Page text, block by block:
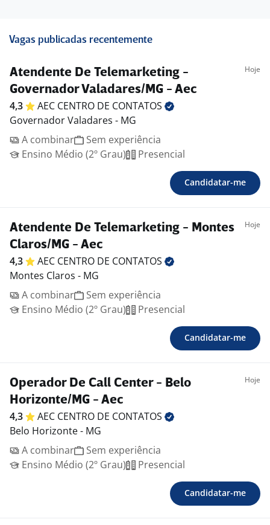
Vagas publicadas recentemente
Atendente De Telemarketing -
Governador Valadares/MG - Aec
Hoje
4,3 AEC CENTRO DE CONTATOS
Governador Valadares - MG
A combinar
Sem experiência
Ensino Médio (2º Grau)
Presencial
Candidatar-me
Atendente De Telemarketing - Montes
Claros/MG - Aec
Hoje
4,3 AEC CENTRO DE CONTATOS
Montes Claros - MG
A combinar
Sem experiência
Ensino Médio (2º Grau)
Presencial
Candidatar-me
Operador De Call Center - Belo
Horizonte/MG - Aec
Hoje
4,3 AEC CENTRO DE CONTATOS
Belo Horizonte - MG
A combinar
Sem experiência
Ensino Médio (2º Grau)
Presencial
Candidatar-me